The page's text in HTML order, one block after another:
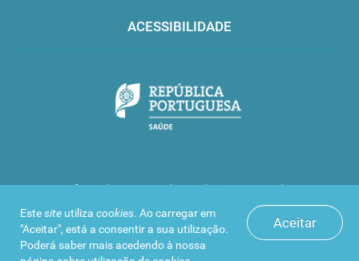
Aceitar
Estesite utiliza cookies. Ao carregar em
"Aceitar", está a consentir a sua utilização.
Poderá saber mais acedendo à nossa
ACESSIBILIDADE
Infarmed © 2016. Todos os direitos reservados